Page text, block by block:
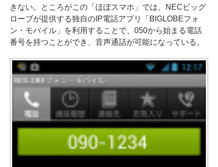
きない。ところがこの「ほぼスマホ」では、NECビッグ
ローブが提供する独自のIP電話アプリ「BIGLOBEフォ
ン・モバイル」を利用することで、050から始まる電話
番号を持つことができ、音声通話が可能になっている。